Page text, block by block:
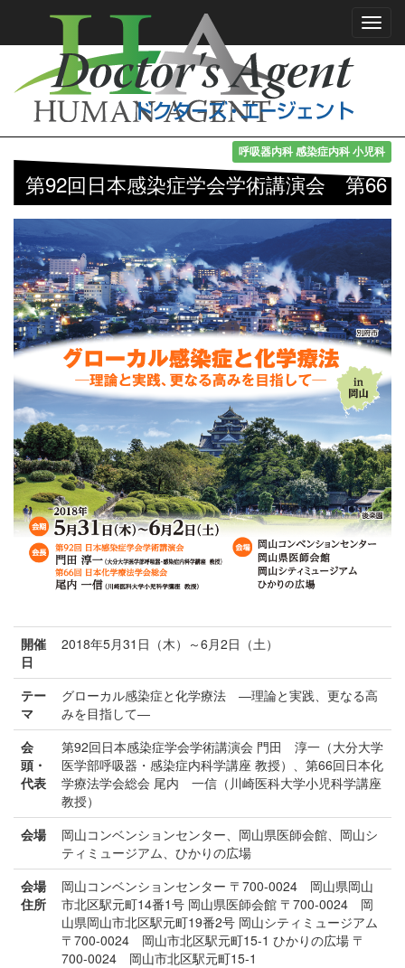
呼吸器内科 感染症内科 小児科
第92回日本感染症学会学術講演会 第66
回日本化学療法学会総会 合同学会
開催
日
2018年5月31日（木）～6月2日（土）
テー
マ
グローカル感染症と化学療法 ―理論と実践、更なる高
みを目指して―
会
頭・
代表
第92回日本感染症学会学術講演会 門田 淳一（大分大学
医学部呼吸器・感染症内科学講座 教授）、第66回日本化
学療法学会総会 尾内 一信（川崎医科大学小児科学講座
教授）
会場
岡山コンベンションセンター、岡山県医師会館、岡山シ
ティミュージアム、ひかりの広場
会場
住所
岡山コンベンションセンター 〒700-0024 岡山県岡山
市北区駅元町14番1号 岡山県医師会館 〒700-0024 岡
山県岡山市北区駅元町19番2号 岡山シティミュージアム
〒700-0024 岡山市北区駅元町15-1 ひかりの広場 〒
700-0024 岡山市北区駅元町15-1